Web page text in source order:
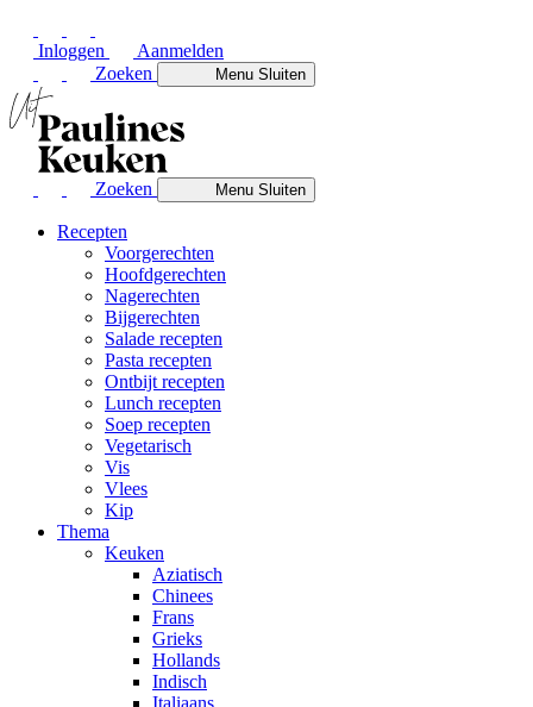
Inloggen
Aanmelden
Zoeken
MenuSluiten
Zoeken MenuSluiten
Recepten
Voorgerechten
Hoofdgerechten
Nagerechten
Bijgerechten
Salade recepten
Pasta recepten
Ontbijt recepten
Lunch recepten
Soep recepten
Vegetarisch
Vis
Vlees
Kip
Thema
Keuken
Aziatisch
Chinees
Frans
Grieks
Hollands
Indisch
Italiaans